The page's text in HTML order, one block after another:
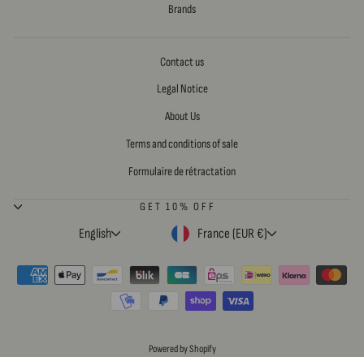
Brands
Contact us
Legal Notice
About Us
Terms and conditions of sale
Formulaire de rétractation
GET 10% OFF
LANGUAGE
English CURRENCY
France (EUR €)
Powered by Shopify